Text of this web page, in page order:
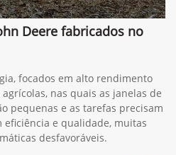
Deere fabricados no
focados em alto rendimento
nas quais as janelas de
pequenas e as tarefas precisam
e qualidade, muitas
desfavoráveis.